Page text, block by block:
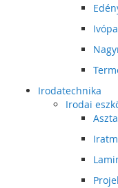
Irodatechnika
Irodai